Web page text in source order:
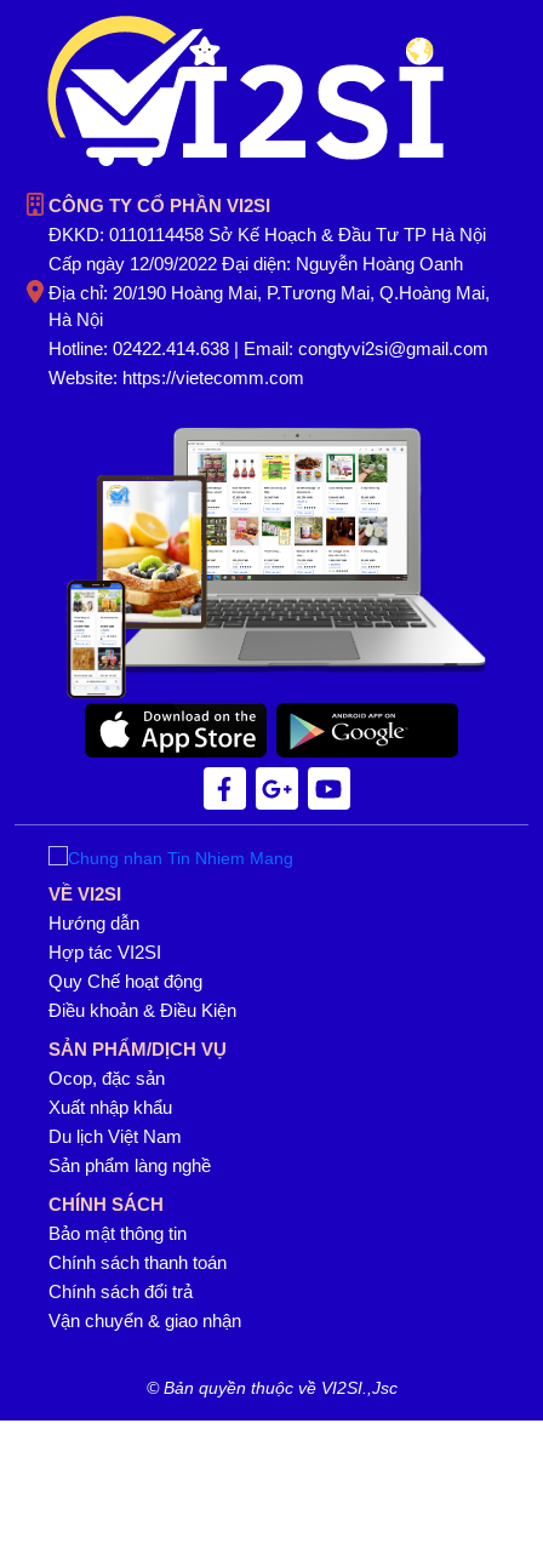
CÔNG TY CỔ PHẦN VI2SI
ĐKKD: 0110114458 Sở Kế Hoạch & Đầu Tư TP Hà Nội
Cấp ngày 12/09/2022 Đại diện: Nguyễn Hoàng Oanh
Địa chỉ: 20/190 Hoàng Mai, P.Tương Mai, Q.Hoàng Mai,
Hà Nội
Hotline: 02422.414.638 | Email: congtyvi2si@gmail.com
Website: https://vietecomm.com
VỀ VI2SI
Hướng dẫn
Hợp tác VI2SI
Quy Chế hoạt động
Điều khoản & Điều Kiện
SẢN PHẨM/DỊCH VỤ
Ocop, đặc sản
Xuất nhập khẩu
Du lịch Việt Nam
Sản phẩm làng nghề
CHÍNH SÁCH
Bảo mật thông tin
Chính sách thanh toán
Chính sách đổi trả
Vận chuyển & giao nhận
© Bản quyền thuộc về VI2SI.,Jsc